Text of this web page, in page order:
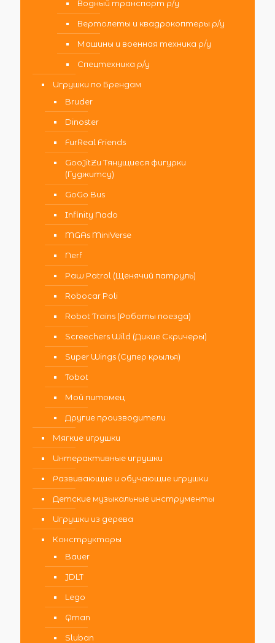
Водный транспорт р/у
Вертолеты и квадрокоптеры р/у
Машины и военная техника р/у
Спецтехника р/у
Игрушки по Брендам
Bruder
Dinoster
FurReal Friends
GooJitZu Тянущиеся фигурки
(Гуджитсу)
GoGo Bus
Infinity Nado
MGAs MiniVerse
Nerf
Paw Patrol (Щенячий патруль)
Robocar Poli
Robot Trains (Роботы поезда)
Screechers Wild (Дикие Скричеры)
Super Wings (Супер крылья)
Tobot
Мой питомец
Другие производители
Мягкие игрушки
Интерактивные игрушки
Развивающие и обучающие игрушки
Детские музыкальные инструменты
Игрушки из дерева
Конструкторы
Bauer
JDLT
Lego
Qman
Sluban